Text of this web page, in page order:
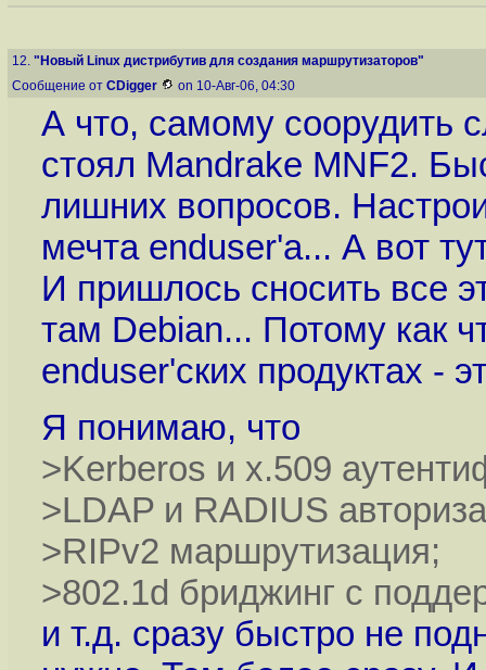
12. "Новый Linux дистрибутив для создания маршрутизаторов"
Сообщение от CDigger on 10-Авг-06, 04:30
А что, самому соорудить
стоял Mandrake MNF2.
лишних вопросов.
мечта enduser'а... А вот
И пришлось сносить все
там Debian... Потому как
enduser'ских продуктах -
Я понимаю, что
>Kerberos и x.509
>LDAP и RADIUS
>RIPv2 маршрутизация;
>802.1d бриджинг с
и т.д. сразу быстро не